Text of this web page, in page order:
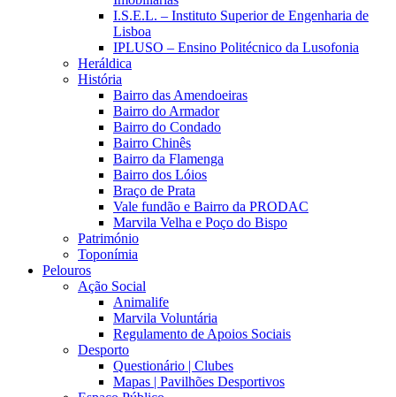
I.S.E.L. – Instituto Superior de Engenharia de
Lisboa
IPLUSO – Ensino Politécnico da Lusofonia
Heráldica
História
Bairro das Amendoeiras
Bairro do Armador
Bairro do Condado
Bairro Chinês
Bairro da Flamenga
Bairro dos Lóios
Braço de Prata
Vale fundão e Bairro da PRODAC
Marvila Velha e Poço do Bispo
Património
Toponímia
Pelouros
Ação Social
Animalife
Marvila Voluntária
Regulamento de Apoios Sociais
Desporto
Questionário | Clubes
Mapas | Pavilhões Desportivos